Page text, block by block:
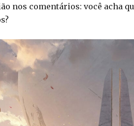
nos comentários: você acha